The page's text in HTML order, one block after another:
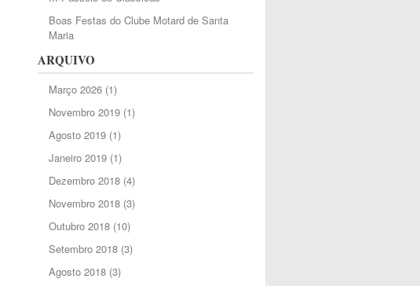
Boas Festas do Clube Motard de Santa
Maria
ARQUIVO
Março 2026(1)
Novembro 2019(1)
Agosto 2019(1)
Janeiro 2019(1)
Dezembro 2018(4)
Novembro 2018(3)
Outubro 2018(10)
Setembro 2018(3)
Agosto 2018(3)